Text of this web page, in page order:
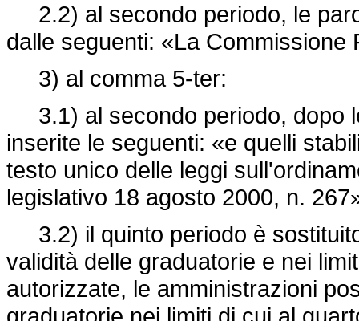
2.2) al secondo periodo, le
dalle seguenti: «La Commissione
3) al comma 5-ter:
3.1) al secondo periodo, dopo
inserite le seguenti: «e quelli
testo unico delle leggi
legislativo 18 agosto 2000, n.
3.2) il quinto periodo è
validità delle graduatorie e nei
autorizzate, le amministrazioni